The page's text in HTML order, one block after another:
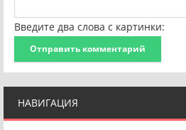
НАВИГАЦИЯ
Введите два слова с картинки:
Отправить комментарий